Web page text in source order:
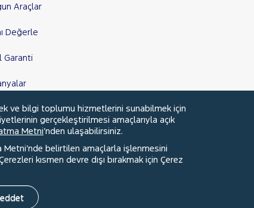
Araçlar
Değerle
Garanti
& Başvuru
ve bilgi toplumu hizmetlerini sunabilmek için
gerçekleştirilmesi amaçlarıyla açık
Metni’nden ulaşabilirsiniz.
Metni’nde belirtilen amaçlarla işlenmesini
kısmen devre dışı bırakmak için Çerez